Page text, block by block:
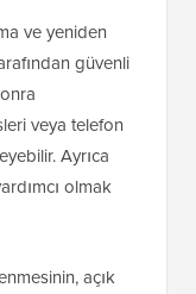
ve yeniden
güvenli
veya telefon
Ayrıca
olmak
açık